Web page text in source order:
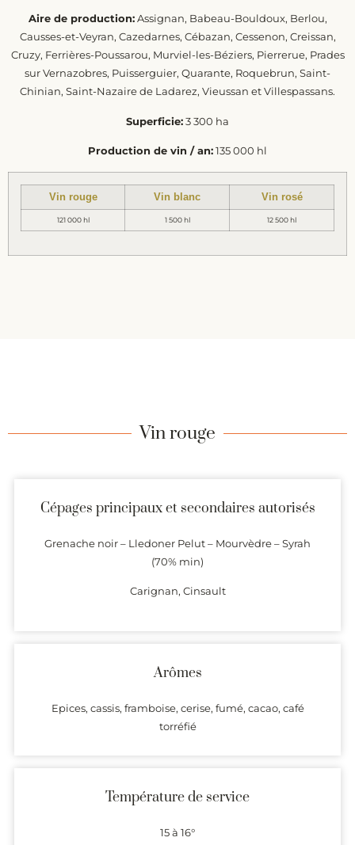
Aire de production:Assignan, Babeau-Bouldoux, Berlou,
Causses-et-Veyran, Cazedarnes, Cébazan, Cessenon, Creissan,
Cruzy, Ferrières-Poussarou, Murviel-les-Béziers, Pierrerue, Prades
sur Vernazobres, Puisserguier, Quarante, Roquebrun, Saint-
Chinian, Saint-Nazaire de Ladarez, Vieussan et Villespassans.
Superficie:3 300 ha
Production de vin / an:135 000 hl
Vin rouge Vin blanc Vin rosé
121 000 hl 1 500 hl 12 500 hl
Vin rouge
Cépages principaux et secondaires autorisés
Grenache noir – Lledoner Pelut – Mourvèdre – Syrah
(70% min)
Carignan, Cinsault
Arômes
Epices, cassis, framboise, cerise, fumé, cacao, café
torréfié
Température de service
15 à 16°